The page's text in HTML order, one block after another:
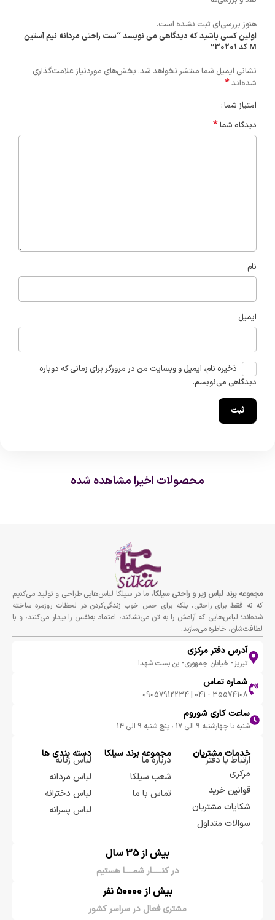
هنوز بررسی‌ای ثبت نشده است.
اولین کسی باشید که دیدگاهی می نویسد “ست راحتی مردانه نیم آستین
M کد 30201”
نشانی ایمیل شما منتشر نخواهد شد. بخش‌های موردنیاز علامت‌گذاری
شده‌اند*
امتیاز شما
دیدگاه شما*
نام
ایمیل
ذخیره نام، ایمیل و وبسایت من در مرورگر برای زمانی که دوباره
دیدگاهی می‌نویسم.
محصولات اخیرا مشاهده شده
مجموعه برند لباس زير و راحتى سيلكا، ما در سیلکا لباس‌هایی طراحی و تولید می‌کنیم
که نه فقط برای راحتی، بلکه برای حس خوب زندگی‌کردن در لحظات روزمره ساخته
شده‌اند؛ لباس‌هایی که آرامش را به تن می‌نشانند، اعتماد به‌نفس را بیدار می‌کنند، و با
لطافت‌شان، خاطره می‌سازند.
آدرس دفتر مرکزی
تبریز- خیابان جمهوری- بن بست شهدا
شماره تماس
35574108 - 041 | 09057912234
ساعت کاری شوروم
شنبه تا چهارشنبه 9 الی 17 ، پنج شنبه 9 الی 14
خدمات مشتریان
ارتباط با دفتر
مرکزی
قوانین خرید
شکایات مشتریان
سوالات متداول
مجموعه برند سيلكا
درباره ما
شعب سیلکا
تماس با ما
دسته بندی ها
لباس زنانه
لباس مردانه
لباس دخترانه
لباس پسرانه
بیش از 35 سال
در کنـــــار شمــــا هستیم
بیش از 50000 نفر
مشتری فعال در سراسر کشور